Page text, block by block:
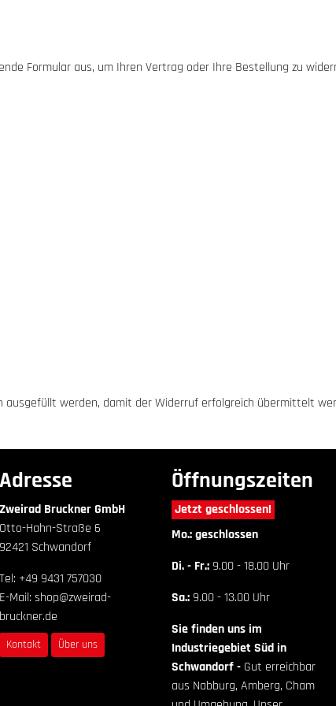
Formular aus, um Ihren Vertrag oder Ihre Bestellung zu
werden, damit der Widerruf erfolgreich übermittelt
Adresse
Zweirad Bruckner GmbH
Otto-Hahn-Straße 6
92421 Schwandorf
Tel: +49 9431 757030
E-Mail: shop@zweirad-
bruckner.de
Kontakt Über uns
Öffnungszeiten
Jetzt geschlossen!
Mo.: geschlossen
Di. - Fr.:9.00 - 18.00 Uhr
Sa.:9.00 - 13.00 Uhr
Sie finden uns im
Industriegebiet Süd in
Schwandorf - Gut erreichbar
aus Nabburg, Amberg, Cham